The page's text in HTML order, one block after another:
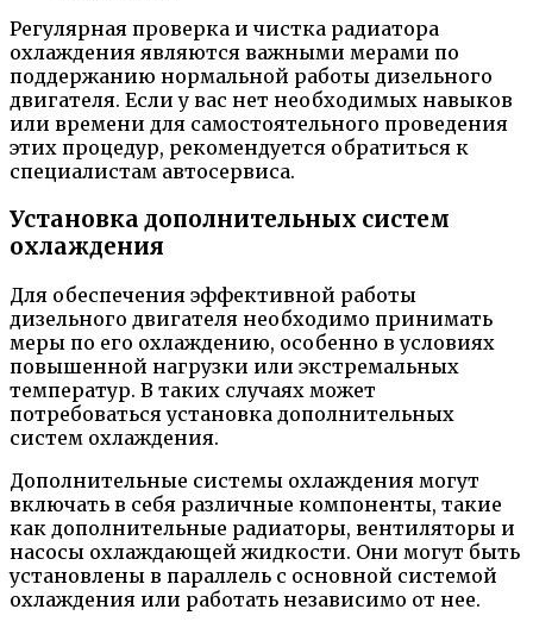
Регулярная проверка и чистка радиатора
охлаждения являются важными мерами по
поддержанию нормальной работы дизельного
двигателя. Если у вас нет необходимых навыков
или времени для самостоятельного проведения
этих процедур, рекомендуется обратиться к
специалистам автосервиса.
Установка дополнительных систем
охлаждения
Для обеспечения эффективной работы
дизельного двигателя необходимо принимать
меры по его охлаждению, особенно в условиях
повышенной нагрузки или экстремальных
температур. В таких случаях может
потребоваться установка дополнительных
систем охлаждения.
Дополнительные системы охлаждения могут
включать в себя различные компоненты, такие
как дополнительные радиаторы, вентиляторы и
насосы охлаждающей жидкости. Они могут быть
установлены в параллель с основной системой
охлаждения или работать независимо от нее.